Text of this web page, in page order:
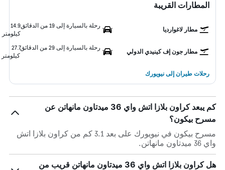
المطارات القريبة
مطار لاغوارديا
رحلة بالسيارة إلى 19 من الدقائق
14.9
كيلومتر
مطار جون إف كينيدي الدولي
رحلة بالسيارة إلى 29 من الدقائق
27.7
كيلومتر
رحلات طيران إلى نيويورك
كم يبعد كراون بلازا اتش واي 36 ميدتاون مانهاتن عن
مسرح بيكون؟
مسرح بيكون في نيويورك على بعد 3.1 كم من كراون بلازا اتش
واي 36 ميدتاون مانهاتن.
هل كراون بلازا اتش واي 36 ميدتاون مانهاتن قريب من